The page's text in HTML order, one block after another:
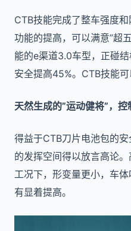
CTB技能完成了整车强度
功能的提高，可以满意”超
能的e渠道3.0车型，正碰
安全提高45%。CTB技能可
天然生成的”运动健将”，
得益于CTB刀片电池包的
的发挥空间得以放言高论
工况下，形变量更小，车
有显着提高。